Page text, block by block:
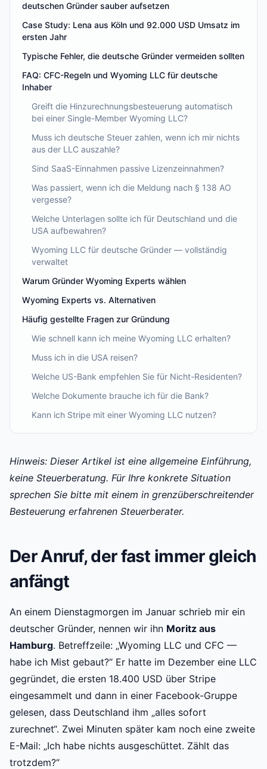
deutschen Gründer sauber aufsetzen
Case Study: Lena aus Köln und 92.000 USD Umsatz im
ersten Jahr
Typische Fehler, die deutsche Gründer vermeiden sollten
FAQ: CFC-Regeln und Wyoming LLC für deutsche
Inhaber
Greift die Hinzurechnungsbesteuerung automatisch
bei einer Single-Member Wyoming LLC?
Muss ich deutsche Steuer zahlen, wenn ich mir nichts
aus der LLC auszahle?
Sind SaaS-Einnahmen passive Lizenzeinnahmen?
Was passiert, wenn ich die Meldung nach § 138 AO
vergesse?
Welche Unterlagen sollte ich für Deutschland und die
USA aufbewahren?
Wyoming LLC für deutsche Gründer — vollständig
verwaltet
Warum Gründer Wyoming Experts wählen
Wyoming Experts vs. Alternativen
Häufig gestellte Fragen zur Gründung
Wie schnell kann ich meine Wyoming LLC erhalten?
Muss ich in die USA reisen?
Welche US-Bank empfehlen Sie für Nicht-Residenten?
Welche Dokumente brauche ich für die Bank?
Kann ich Stripe mit einer Wyoming LLC nutzen?
Hinweis: Dieser Artikel ist eine allgemeine Einführung,
keine Steuerberatung. Für Ihre konkrete Situation
sprechen Sie bitte mit einem in grenzüberschreitender
Besteuerung erfahrenen Steuerberater.
Der Anruf, der fast immer gleich
anfängt
An einem Dienstagmorgen im Januar schrieb mir ein
deutscher Gründer, nennen wir ihn Moritz aus
Hamburg. Betreffzeile: „Wyoming LLC und CFC —
habe ich Mist gebaut?“ Er hatte im Dezember eine LLC
gegründet, die ersten 18.400 USD über Stripe
eingesammelt und dann in einer Facebook-Gruppe
gelesen, dass Deutschland ihm „alles sofort
zurechnet“. Zwei Minuten später kam noch eine zweite
E-Mail: „Ich habe nichts ausgeschüttet. Zählt das
trotzdem?“